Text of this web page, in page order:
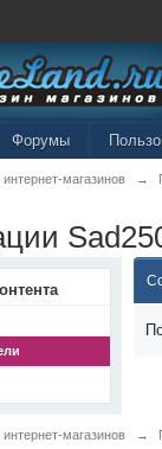
Форумы
магазинов →
магазинов →